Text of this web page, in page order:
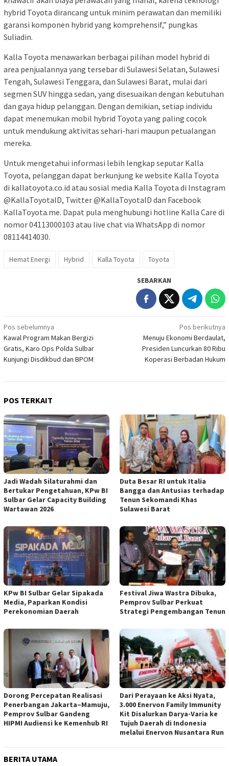
hybrid Toyota dirancang untuk minim perawatan dan memiliki
garansi komponen hybrid yang komprehensif,” pungkas
Suliadin.
Kalla Toyota menawarkan berbagai pilihan model hybrid di
area penjualannya yang tersebar di Sulawesi Selatan, Sulawesi
Tengah, Sulawesi Tenggara, dan Sulawesi Barat, mulai dari
segmen SUV hingga sedan, yang disesuaikan dengan kebutuhan
dan gaya hidup pelanggan. Dengan demikian, setiap individu
dapat menemukan mobil hybrid Toyota yang paling cocok
untuk mendukung aktivitas sehari-hari maupun petualangan
mereka.
Untuk mengetahui informasi lebih lengkap seputar Kalla
Toyota, pelanggan dapat berkunjung ke website Kalla Toyota
di kallatoyota.co.id atau sosial media Kalla Toyota di Instagram
@KallaToyotaID, Twitter @KallaToyotaID dan Facebook
KallaToyota.me. Dapat pula menghubungi hotline Kalla Care di
nomor 04113000103 atau live chat via WhatsApp di nomor
08114414030.
Hemat Energi Hybrid Kalla Toyota Toyota
SEBARKAN
Navigasi
pos
Pos sebelumnya
Kawal Program Makan Bergizi
Gratis, Karo Ops Polda Sulbar
Kunjungi Disdikbud dan BPOM
Pos berikutnya
Menuju Ekonomi Berdaulat,
Presiden Luncurkan 80 Ribu
Koperasi Berbadan Hukum
POS TERKAIT
Jadi Wadah Silaturahmi dan
Bertukar Pengetahuan, KPw BI
Sulbar Gelar Capacity Building
Wartawan 2026
Duta Besar RI untuk Italia
Bangga dan Antusias terhadap
Tenun Sekomandi Khas
Sulawesi Barat
KPw BI Sulbar Gelar Sipakada
Media, Paparkan Kondisi
Perekonomian Daerah
Festival Jiwa Wastra Dibuka,
Pemprov Sulbar Perkuat
Strategi Pengembangan Tenun
Dorong Percepatan Realisasi
Penerbangan Jakarta–Mamuju,
Pemprov Sulbar Gandeng
HIPMI Audiensi ke Kemenhub RI
Dari Perayaan ke Aksi Nyata,
3.000 Enervon Family Immunity
Kit Disalurkan Darya-Varia ke
Tujuh Daerah di Indonesia
melalui Enervon Nusantara Run
BERITA UTAMA